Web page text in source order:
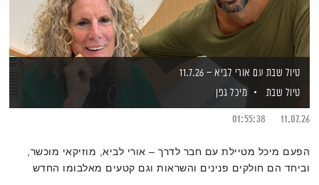
טיול שבת עם אורי לביא – 11.7.26
טיול שבת
מיכל גפן
11.07.26
01:55:38
הפעם מיכל מטיילת עם חבר לדרך – אורי לביא, מוזיקאי מוכשר,
וביחד הם חולקים פנינים והשראות וגם קטעים מאלבומו החדש